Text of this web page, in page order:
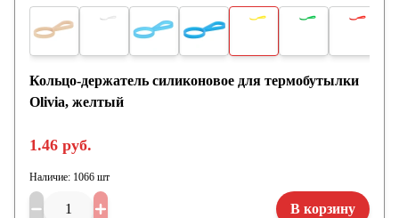
Кольцо-держатель силиконовое для термобутылки
Olivia, желтый
1.46 руб.
Наличие: 1066 шт
В корзину